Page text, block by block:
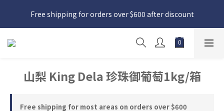
日本接近假期，貨源較不穩定；如想在 8 月 11 日至 8 月 15 日收
貨，請務必於 8 月 10 日前落單
Free shipping for orders over $600 after discount
日本接近假期，貨源較不穩定；如想在 8 月 11 日至 8 月 15 日收
貨，請務必於 8 月 10 日前落單
山梨 King Dela 珍珠御葡萄1kg/箱
Free shipping for most areas on orders over $600